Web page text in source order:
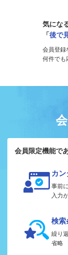
気にな
「後で
会員登録
何件でも
会員限定機能で
カ
事前
入力
検索
繰り
省略